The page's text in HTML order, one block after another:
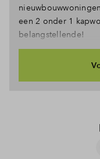
een 2 onder 1
belangstellende!